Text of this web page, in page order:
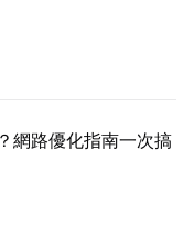
網路優化指南一次搞